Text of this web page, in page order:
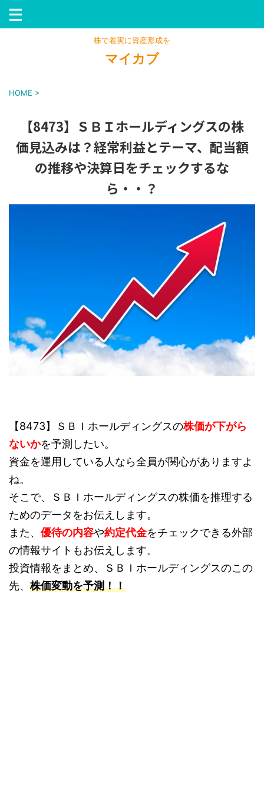
株で着実に資産形成を
マイカブ
HOME >
【8473】ＳＢＩホールディングスの株
価見込みは？経常利益とテーマ、配当額
の推移や決算日をチェックするな
ら・・？
【8473】ＳＢＩホールディングスの株価が下がら
ないかを予測したい。
資金を運用している人なら全員が関心がありますよ
ね。
そこで、ＳＢＩホールディングスの株価を推理する
ためのデータをお伝えします。
また、 優待の内容や約定代金をチェックできる外部
の情報サイトもお伝えします。
投資情報をまとめ、ＳＢＩホールディングスのこの
先、株価変動を予測！！